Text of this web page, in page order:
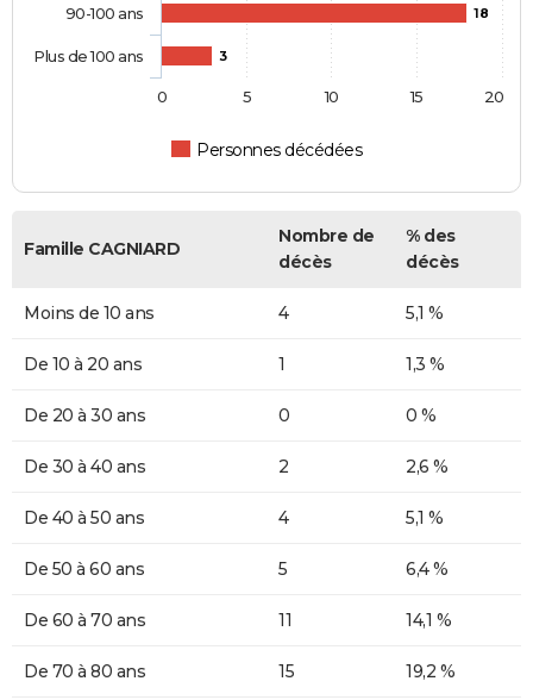
18
3
Personnes décédées
90-100 ans
Plus de 100 ans
0 5 10 15 20
Famille CAGNIARD
Nombre de
décès
% des
décès
Moins de 10 ans 4 5,1 %
De 10 à 20 ans 1 1,3 %
De 20 à 30 ans 0 0 %
De 30 à 40 ans 2 2,6 %
De 40 à 50 ans 4 5,1 %
De 50 à 60 ans 5 6,4 %
De 60 à 70 ans 11 14,1 %
De 70 à 80 ans 15 19,2 %